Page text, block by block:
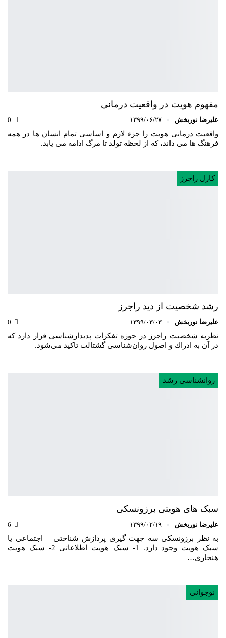
مفهوم هویت در واقعیت درمانی
علیرضا نوربخش ۱۳۹۹/۰۶/۲۷
واقعیت درمانی هویت را جزء لازم و اساسی تمام انسان ها در همه
فرهنگ ها می داند، که از لحظه تولد تا مرگ ادامه می یابد.
کارل راجرز
رشد شخصیت از دید راجرز
علیرضا نوربخش ۱۳۹۹/۰۳/۰۳
نظریه شخصیت راجرز در حوزه تفكرات پدیدارشناسی قرار دارد كه
در آن به ادراك و اصول روان‌شناسی گشتالت تاكید می‌شود.
روانشناسی رشد
سبک های هویتی برزونسکی
علیرضا نوربخش ۱۳۹۹/۰۲/۱۹
به نظر برزونسکی سه جهت گیری پردازش شناختی – اجتماعی یا
سبک هویت وجود دارد. 1- سبک هویت اطلاعاتی 2- سبک هویت
هنجاری…
نوجوانی